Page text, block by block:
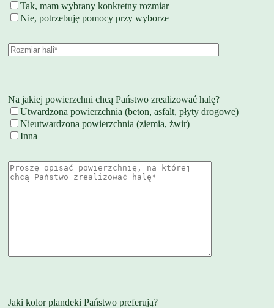
Tak, mam wybrany konkretny rozmiar
Nie, potrzebuję pomocy przy wyborze
Na jakiej powierzchni chcą Państwo zrealizować halę?
Utwardzona powierzchnia (beton, asfalt, płyty drogowe)
Nieutwardzona powierzchnia (ziemia, żwir)
Inna
Jaki kolor plandeki Państwo preferują?